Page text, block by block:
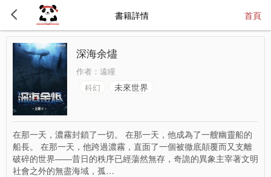
書籍詳情 首頁
深海余燼
作者： 遠瞳
科幻
未來世界
在那一天，濃霧封鎖了一切。 在那一天，他成為了一艘幽靈船的
船長。 在那一天，他跨過濃霧，直面了一個被徹底顛覆而又支離
破碎的世界——昔日的秩序已經蕩然無存，奇詭的異象主宰著文明
社會之外的無盡海域，孤…